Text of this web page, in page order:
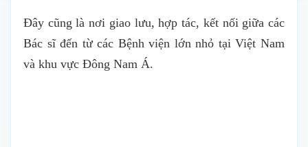
Đây cũng là nơi giao lưu, hợp tác, kết nối giữa các
Bác sĩ đến từ các Bệnh viện lớn nhỏ tại Việt Nam
và khu vực Đông Nam Á.